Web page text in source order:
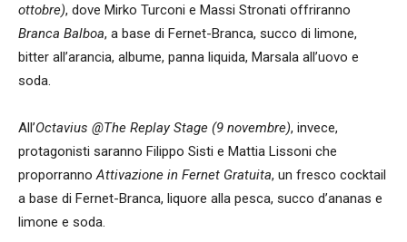
ottobre), dove Mirko Turconi e Massi Stronati offriranno
Branca Balboa, a base di Fernet-Branca, succo di limone,
bitter all’arancia, albume, panna liquida, Marsala all’uovo e
soda.
All’Octavius @The Replay Stage (9 novembre), invece,
protagonisti saranno Filippo Sisti e Mattia Lissoni che
proporrannoAttivazione in Fernet Gratuita, un fresco cocktail
a base di Fernet-Branca, liquore alla pesca, succo d’ananas e
limone e soda.